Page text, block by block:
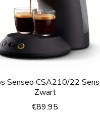
Senseo CSA210/22
Zwart
€89.95